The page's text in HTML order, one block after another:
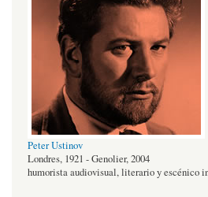
Peter Ustinov
Londres, 1921 - Genolier, 2004
humorista audiovisual, literario y escénico